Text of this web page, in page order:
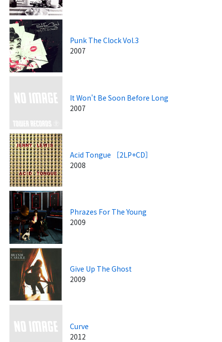
Punk The Clock Vol.3
2007
It Won't Be Soon Before Long
2007
Acid Tongue ［2LP+CD］
2008
Phrazes For The Young
2009
Give Up The Ghost
2009
Curve
2012